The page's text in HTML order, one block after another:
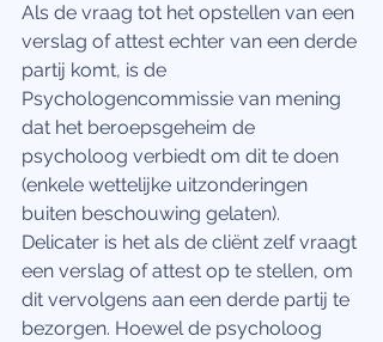
Als de vraag tot het opstellen van een
verslag of attest echter van een derde
partij komt, is de
Psychologencommissie van mening
dat het beroepsgeheim de
psycholoog verbiedt om dit te doen
(enkele wettelijke uitzonderingen
buiten beschouwing gelaten).
Delicater is het als de cliënt zelf vraagt
een verslag of attest op te stellen, om
dit vervolgens aan een derde partij te
bezorgen. Hoewel de psycholoog